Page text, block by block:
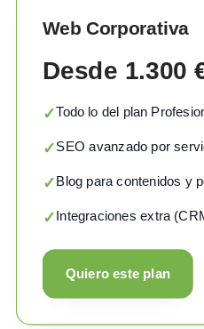
Web Corporativa
Desde 1.300
✓Todo lo del plan
✓SEO avanzado por
✓Blog para contenidos y
✓Integraciones extra
Quiero este plan